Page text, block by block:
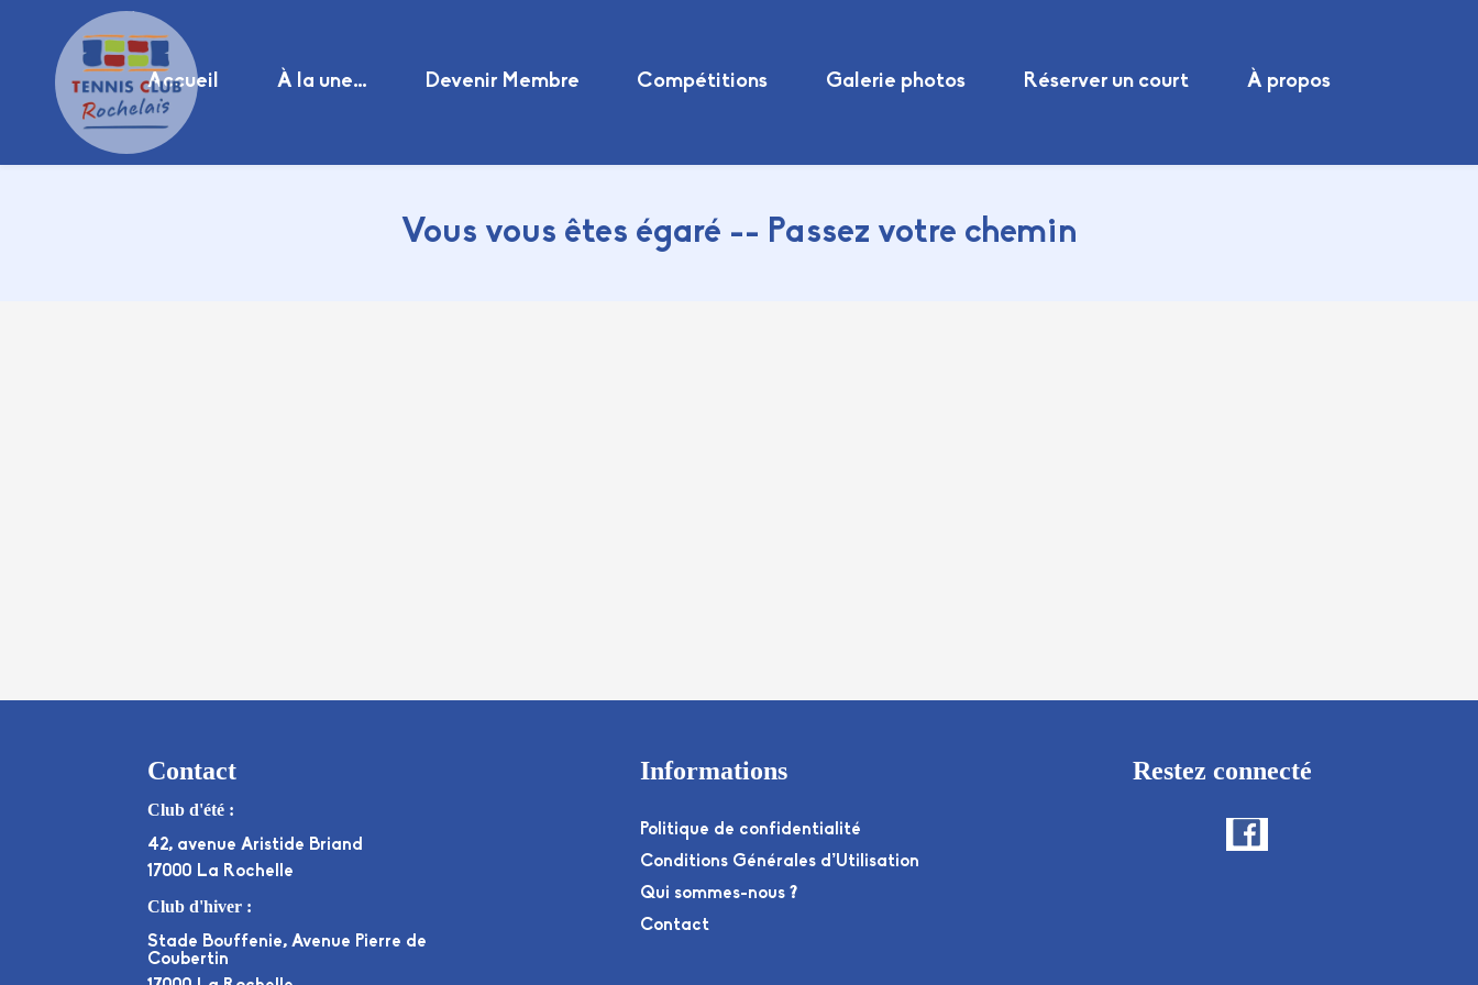
Accueil À la une… Devenir Membre Compétitions Galerie photos Réserver un court À propos
Vous vous êtes égaré -- Passez votre chemin
Contact
Club d'été :
42, avenue Aristide Briand
17000 La Rochelle
Club d'hiver :
Stade Bouffenie, Avenue Pierre de
Coubertin
Informations
Politique de confidentialité
Conditions Générales d’Utilisation
Qui sommes-nous ?
Contact
Restez connecté